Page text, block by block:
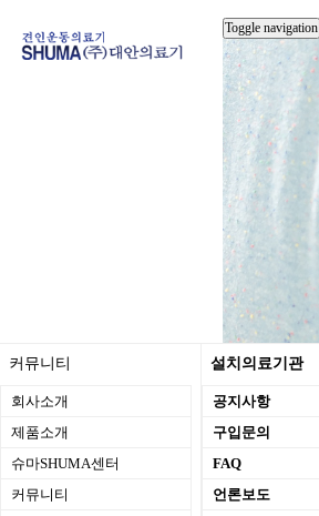
Toggle navigation
커뮤니티
회사소개
제품소개
슈마SHUMA센터
커뮤니티
설치의료기관
공지사항
구입문의
FAQ
언론보도